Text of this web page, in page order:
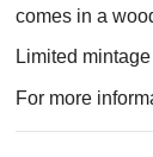
comes in a
Limited
For more